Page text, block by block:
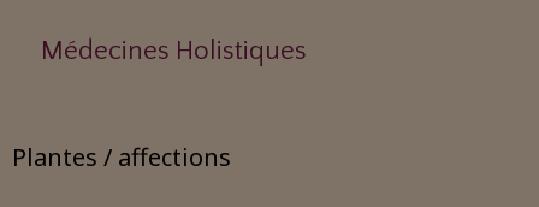
Médecines Holistiques
Plantes / affections